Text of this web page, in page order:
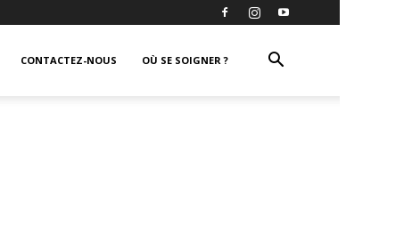
CONTACTEZ-NOUS OÙ SE SOIGNER ?